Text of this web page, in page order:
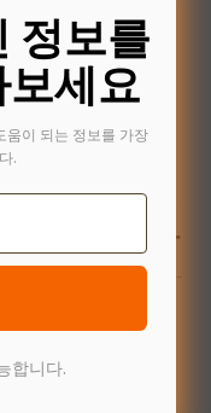
+
정보를
세요
움이 되는 정보를 가장
.
합니다.